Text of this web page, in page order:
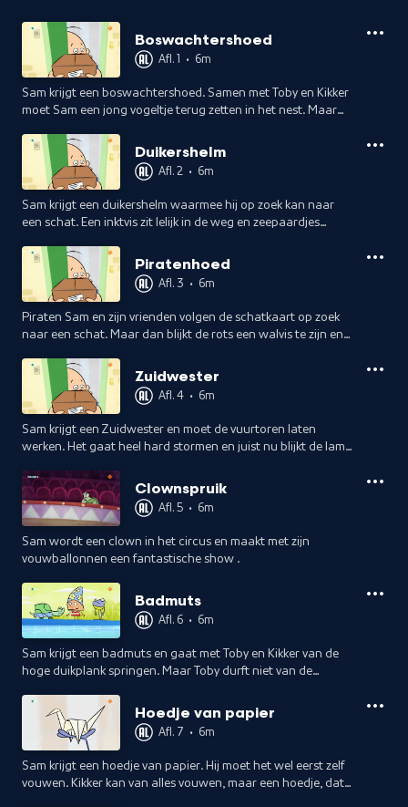
Boswachtershoed
Afl. 1 • 6m
Sam krijgt een boswachtershoed. Samen met Toby en Kikker
moet Sam een jong vogeltje terug zetten in het nest. Maar
om ze te helpen.
Duikershelm
Afl. 2 • 6m
Sam krijgt een duikershelm waarmee hij op zoek kan naar
een schat. Een inktvis zit lelijk in de weg en zeepaardjes
Piratenhoed
Afl. 3 • 6m
Piraten Sam en zijn vrienden volgen de schatkaart op zoek
naar een schat. Maar dan blijkt de rots een walvis te zijn en
Zuidwester
Afl. 4 • 6m
Sam krijgt een Zuidwester en moet de vuurtoren laten
werken. Het gaat heel hard stormen en juist nu blijkt de lamp
lossen.
Clownspruik
Afl. 5 • 6m
Sam wordt een clown in het circus en maakt met zijn
vouwballonnen een fantastische show .
Badmuts
Afl. 6 • 6m
Sam krijgt een badmuts en gaat met Toby en Kikker van de
hoge duikplank springen. Maar Toby durft niet van de
Hoedje van papier
Afl. 7 • 6m
Sam krijgt een hoedje van papier. Hij moet het wel eerst zelf
vouwen. Kikker kan van alles vouwen, maar een hoedje, dat